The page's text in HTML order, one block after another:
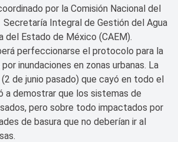
por la Comisión Nacional del
Secretaría Integral de Gestión del Agua
del Estado de México (CAEM).
perfeccionarse el protocolo para la
inundaciones en zonas urbanas. La
de junio pasado) que cayó en todo el
a demostrar que los sistemas de
pero sobre todo impactados por
de basura que no deberían ir al